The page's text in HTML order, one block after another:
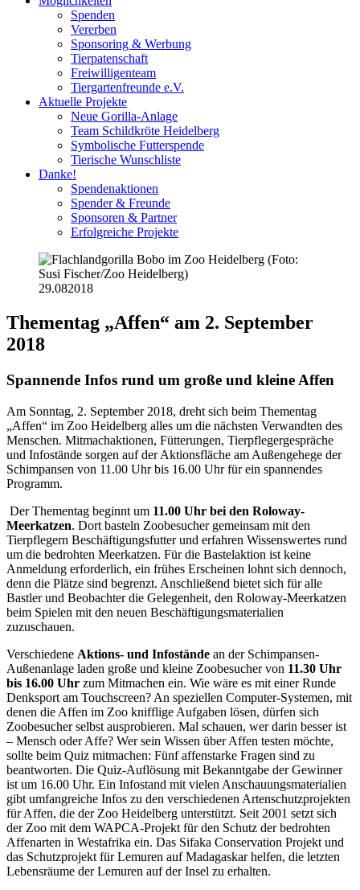
Spenden
Vererben
Sponsoring & Werbung
Tierpatenschaft
Freiwilligenteam
Tiergartenfreunde e.V.
Aktuelle Projekte
Neue Gorilla-Anlage
Team Schildkröte Heidelberg
Symbolische Futterspende
Tierische Wunschliste
Danke!
Spendenaktionen
Spender & Freunde
Sponsoren & Partner
Erfolgreiche Projekte
29.082018
Thementag „Affen“ am 2. September
2018
Spannende Infos rund um große und kleine Affen
Am Sonntag, 2. September 2018, dreht sich beim Thementag
„Affen“ im Zoo Heidelberg alles um die nächsten Verwandten des
Menschen. Mitmachaktionen, Fütterungen, Tierpflegergespräche
und Infostände sorgen auf der Aktionsfläche am Außengehege der
Schimpansen von 11.00 Uhr bis 16.00 Uhr für ein spannendes
Programm.
Der Thementag beginnt um 11.00 Uhr bei den Roloway-
Meerkatzen. Dort basteln Zoobesucher gemeinsam mit den
Tierpflegern Beschäftigungsfutter und erfahren Wissenswertes rund
um die bedrohten Meerkatzen. Für die Bastelaktion ist keine
Anmeldung erforderlich, ein frühes Erscheinen lohnt sich dennoch,
denn die Plätze sind begrenzt. Anschließend bietet sich für alle
Bastler und Beobachter die Gelegenheit, den Roloway-Meerkatzen
beim Spielen mit den neuen Beschäftigungsmaterialien
zuzuschauen.
Verschiedene Aktions- und Infostände an der Schimpansen-
Außenanlage laden große und kleine Zoobesucher von 11.30 Uhr
bis 16.00 Uhr zum Mitmachen ein. Wie wäre es mit einer Runde
Denksport am Touchscreen? An speziellen Computer-Systemen, mit
denen die Affen im Zoo knifflige Aufgaben lösen, dürfen sich
Zoobesucher selbst ausprobieren. Mal schauen, wer darin besser ist
– Mensch oder Affe? Wer sein Wissen über Affen testen möchte,
sollte beim Quiz mitmachen: Fünf affenstarke Fragen sind zu
beantworten. Die Quiz-Auflösung mit Bekanntgabe der Gewinner
ist um 16.00 Uhr. Ein Infostand mit vielen Anschauungsmaterialien
gibt umfangreiche Infos zu den verschiedenen Artenschutzprojekten
für Affen, die der Zoo Heidelberg unterstützt. Seit 2001 setzt sich
der Zoo mit dem WAPCA-Projekt für den Schutz der bedrohten
Affenarten in Westafrika ein. Das Sifaka Conservation Projekt und
das Schutzprojekt für Lemuren auf Madagaskar helfen, die letzten
Lebensräume der Lemuren auf der Insel zu erhalten.